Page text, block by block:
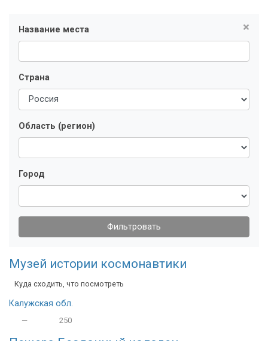
×
Название места
Страна
Область (регион)
Город
Фильтровать
Музей истории космонавтики
Куда сходить, что посмотреть
Калужская обл.
— 250